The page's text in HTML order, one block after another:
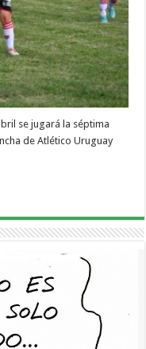
se jugará la séptima
de Atlético Uruguay